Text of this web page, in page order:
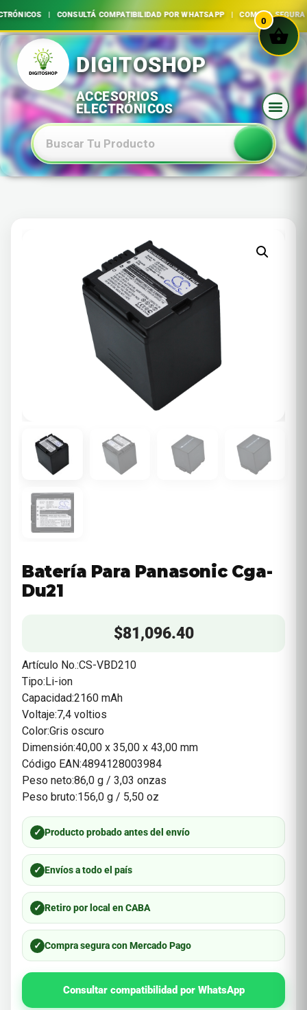
| CONSULTÁ COMPATIBILIDAD POR WHATSAPP | COMPRA SEGURA
Ir
al
contenido
Batería Para Panasonic Cga-
Du21
$81,096.40
Artículo No.:CS-VBD210
Tipo:Li-ion
Capacidad:2160 mAh
Voltaje:7,4 voltios
Color:Gris oscuro
Dimensión:40,00 x 35,00 x 43,00 mm
Código EAN:4894128003984
Peso neto:86,0 g / 3,03 onzas
Peso bruto:156,0 g / 5,50 oz
✓ Producto probado antes del envío
✓ Envíos a todo el país
✓ Retiro por local en CABA
✓ Compra segura con Mercado Pago
Consultar compatibilidad por WhatsApp
0